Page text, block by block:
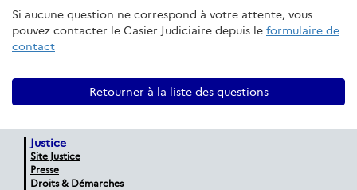
Si aucune question ne correspond à votre attente, vous
pouvez contacter le Casier Judiciaire depuis le formulaire de
contact
Retourner à la liste des questions
Justice
Site Justice
Presse
Droits & Démarches